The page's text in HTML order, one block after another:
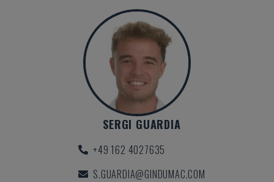
SERGI GUARDIA
+49 162 4027635
S.GUARDIA@GINDUMAC.COM